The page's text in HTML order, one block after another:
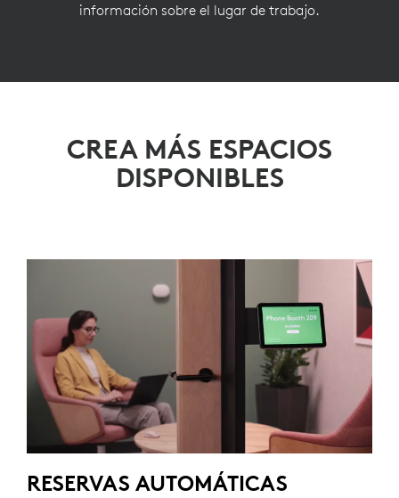
información sobre el lugar de trabajo.
CREA MÁS ESPACIOS
DISPONIBLES
RESERVAS AUTOMÁTICAS